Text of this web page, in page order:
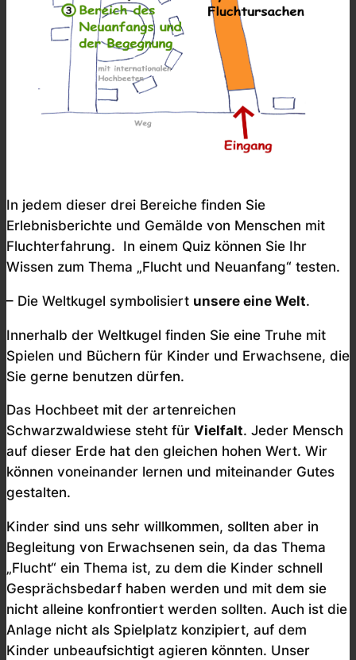
In jedem dieser drei Bereiche finden Sie
Erlebnisberichte und Gemälde von Menschen mit
Fluchterfahrung. In einem Quiz können Sie Ihr
Wissen zum Thema „Flucht und Neuanfang“ testen.
– Die Weltkugel symbolisiert unsere eine Welt.
Innerhalb der Weltkugel finden Sie eine Truhe mit
Spielen und Büchern für Kinder und Erwachsene, die
Sie gerne benutzen dürfen.
Das Hochbeet mit der artenreichen
Schwarzwaldwiese steht für Vielfalt. Jeder Mensch
auf dieser Erde hat den gleichen hohen Wert. Wir
können voneinander lernen und miteinander Gutes
gestalten.
Kinder sind uns sehr willkommen, sollten aber in
Begleitung von Erwachsenen sein, da das Thema
„Flucht“ ein Thema ist, zu dem die Kinder schnell
Gesprächsbedarf haben werden und mit dem sie
nicht alleine konfrontiert werden sollten. Auch ist die
Anlage nicht als Spielplatz konzipiert, auf dem
Kinder unbeaufsichtigt agieren könnten. Unser